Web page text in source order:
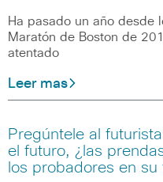
Ha pasado un año desde
Maratón de Boston de
atentado
Leer mas
Pregúntele al
el futuro, ¿las
los probadores en su